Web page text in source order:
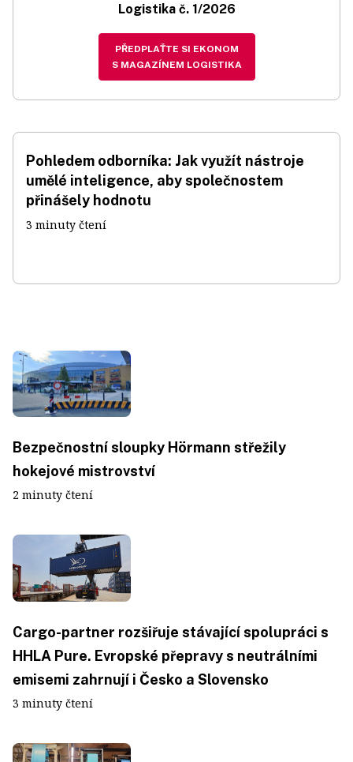
Logistika č. 1/2026
PŘEDPLAŤTE SI EKONOM
S MAGAZÍNEM LOGISTIKA
Pohledem odborníka: Jak využít nástroje
umělé inteligence, aby společnostem
přinášely hodnotu
3 minuty čtení
Bezpečnostní sloupky Hörmann střežily
hokejové mistrovství
2 minuty čtení
Cargo-partner rozšiřuje stávající spolupráci s
HHLA Pure. Evropské přepravy s neutrálními
emisemi zahrnují i Česko a Slovensko
3 minuty čtení